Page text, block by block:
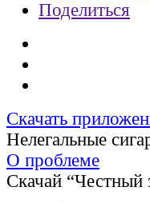
Поделиться
Скачать
Нелегальные
О проблеме
Скачай “Честный